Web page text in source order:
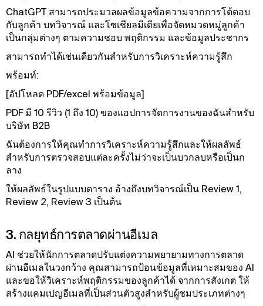
ChatGPT สามารถประมวลผลข้อมูลข้อความจากการโต้ตอบ
กับลูกค้า บทวิจารณ์ และโซเชียลมีเดียเพื่อจัดหมวดหมู่ลูกค้า
เป็นกลุ่มต่างๆ ตามความชอบ พฤติกรรม และข้อมูลประชากร
สามารถทําได้เช่นเดียวกันสําหรับการวิเคราะห์ความรู้สึก
พร้อมท์:
[อัปโหลด PDF/excel พร้อมข้อมูล]
PDF มี 10 รีวิว (1 ถึง 10) ของแอปการจัดการงานของฉันสําหรับ
บริษัท B2B
ฉันต้องการให้คุณทําการวิเคราะห์ความรู้สึกและให้ผลลัพธ์
สําหรับการตรวจสอบแต่ละครั้งไม่ว่าจะเป็นบวกลบหรือเป็นก
ลาง
ให้ผลลัพธ์ในรูปแบบตาราง อ้างถึงบทวิจารณ์เป็น Review 1,
Review 2, Review 3 เป็นต้น
3. กลยุทธ์การตลาดผ่านอีเมล
AI ช่วยให้นักการตลาดปรับแต่งความพยายามทางการตลาด
ผ่านอีเมลในวงกว้าง คุณสามารถป้อนข้อมูลที่เหมาะสมของ AI
และขอให้วิเคราะห์พฤติกรรมของลูกค้าได้ จากการสังเกต ให้
สร้างแคมเปญอีเมลที่เป็นส่วนตัวสูงสําหรับผู้ชมประเภทต่างๆ